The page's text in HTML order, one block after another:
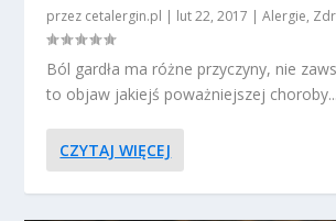
przez cetalergin.pl | lut 22, 2017 |Alergie,
Ból gardła ma różne przyczyny, nie
to objaw jakiejś poważniejszej
CZYTAJ WIĘCEJ